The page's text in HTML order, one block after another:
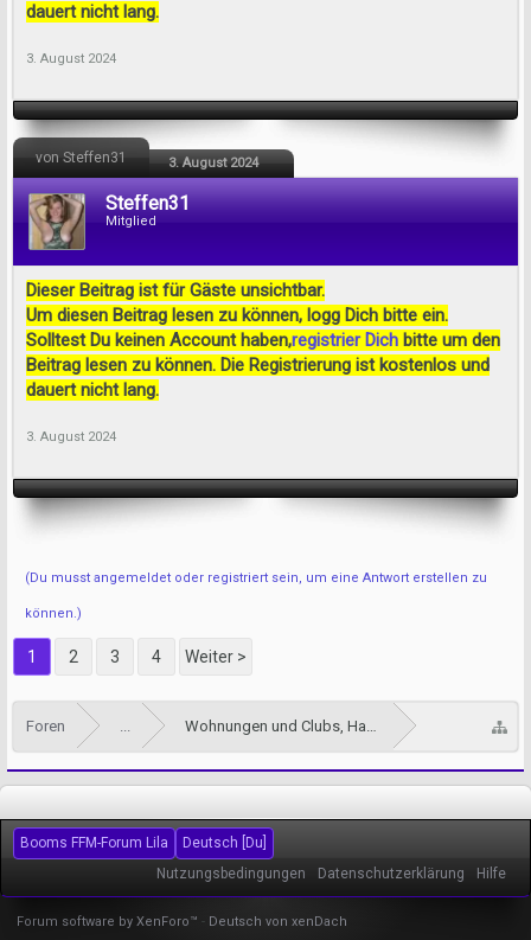
dauert nicht lang.
3. August 2024
von Steffen31 3. August 2024
Steffen31
Mitglied
Dieser Beitrag ist für Gäste unsichtbar.
Um diesen Beitrag lesen zu können, logg Dich bitte ein.
Solltest Du keinen Account haben,registrier Dich bitte um den
Beitrag lesen zu können. Die Registrierung ist kostenlos und
dauert nicht lang.
3. August 2024
(Du musst angemeldet oder registriert sein, um eine Antwort erstellen zu
können.)
1 2 3 4 Weiter >
Foren ... Wohnungen und Clubs, Haus und Hotel sowie
Booms FFM-Forum Lila
Deutsch [Du]
Nutzungsbedingungen
Datenschutzerklärung Hilfe
Forum software by XenForo™ - Deutsch von xenDach